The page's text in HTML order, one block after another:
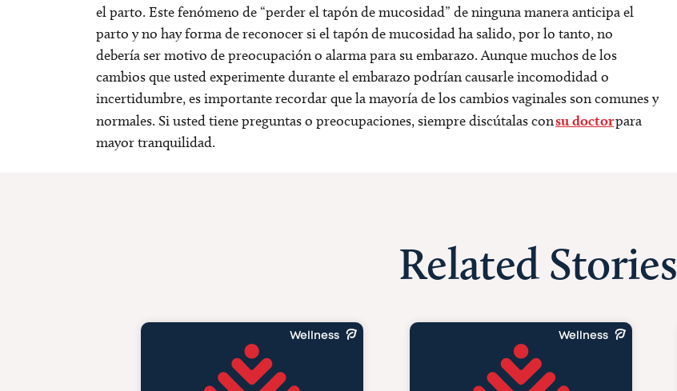
el parto. Este fenómeno de “perder el tapón de mucosidad” de ninguna manera anticipa el
parto y no hay forma de reconocer si el tapón de mucosidad ha salido, por lo tanto, no
debería ser motivo de preocupación o alarma para su embarazo. Aunque muchos de los
cambios que usted experimente durante el embarazo podrían causarle incomodidad o
incertidumbre, es importante recordar que la mayoría de los cambios vaginales son comunes y
normales. Si usted tiene preguntas o preocupaciones, siempre discútalas consu doctorpara
mayor tranquilidad.
Related Stories
Wellness Wellness